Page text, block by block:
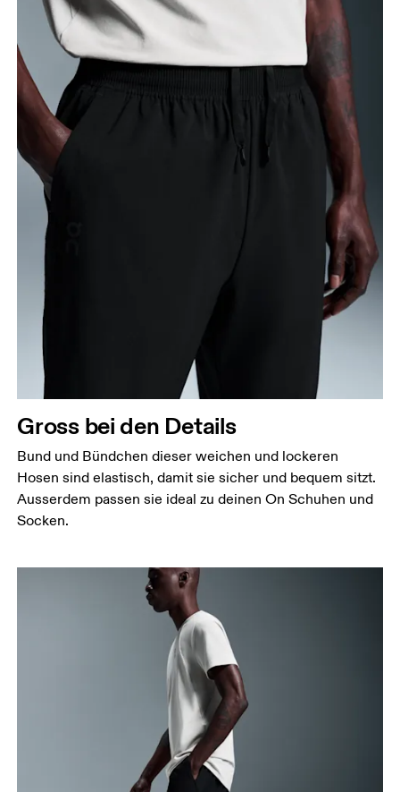
Gross bei den Details
Bund und Bündchen dieser weichen und lockeren
Hosen sind elastisch, damit sie sicher und bequem sitzt.
Ausserdem passen sie ideal zu deinen On Schuhen und
Socken.